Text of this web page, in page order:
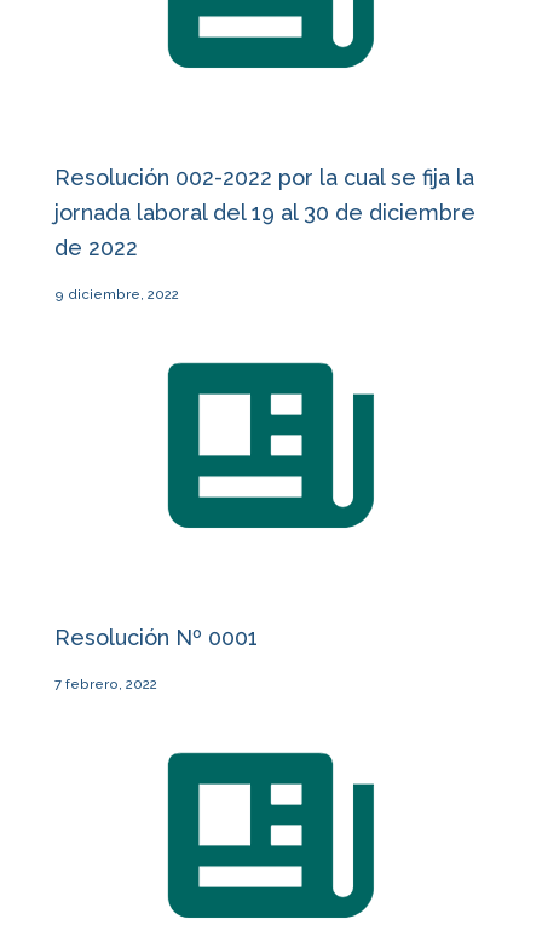
Resolución 002-2022 por la cual se fija la
jornada laboral del 19 al 30 de diciembre
de 2022
9 diciembre, 2022
Resolución Nº 0001
7 febrero, 2022